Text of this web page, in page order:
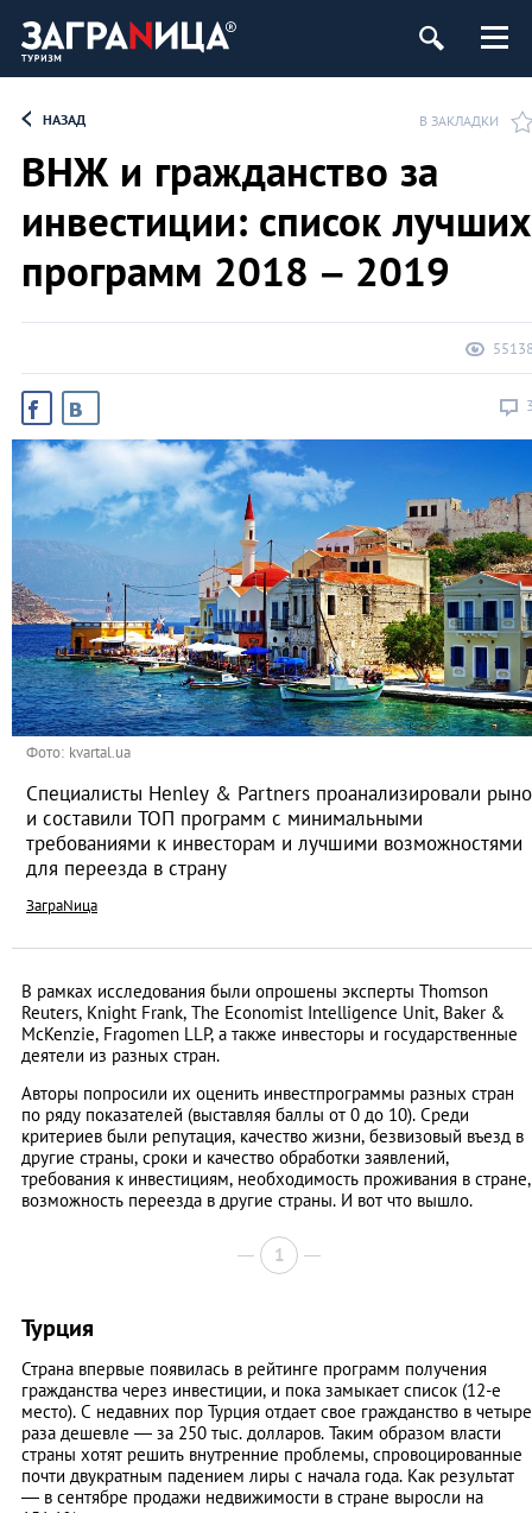
НАЗАД В ЗАКЛАДКИ
ВНЖ и гражданство за
инвестиции: список лучших
программ 2018 – 2019
Фото: kvartal.ua
Специалисты Henley & Partners проанализировали
и составили ТОП программ с минимальными
требованиями к инвесторам и лучшими возможностями
для переезда в страну
ЗаграNица
В рамках исследования были опрошены эксперты Thomson
Reuters, Knight Frank, The Economist Intelligence Unit, Baker &
McKenzie, Fragomen LLP, а также инвесторы и государственные
деятели из разных стран.
Авторы попросили их оценить инвестпрограммы разных стран
по ряду показателей (выставляя баллы от 0 до 10). Среди
критериев были репутация, качество жизни, безвизовый въезд в
другие страны, сроки и качество обработки заявлений,
требования к инвестициям, необходимость проживания в стране,
возможность переезда в другие страны. И вот что вышло.
1
Турция
Страна впервые появилась в рейтинге программ получения
гражданства через инвестиции, и пока замыкает список (12-е
место). С недавних пор Турция отдает свое гражданство в четыре
раза дешевле — за 250 тыс. долларов. Таким образом власти
страны хотят решить внутренние проблемы, спровоцированные
почти двукратным падением лиры с начала года. Как результат
— в сентябре продажи недвижимости в стране выросли на